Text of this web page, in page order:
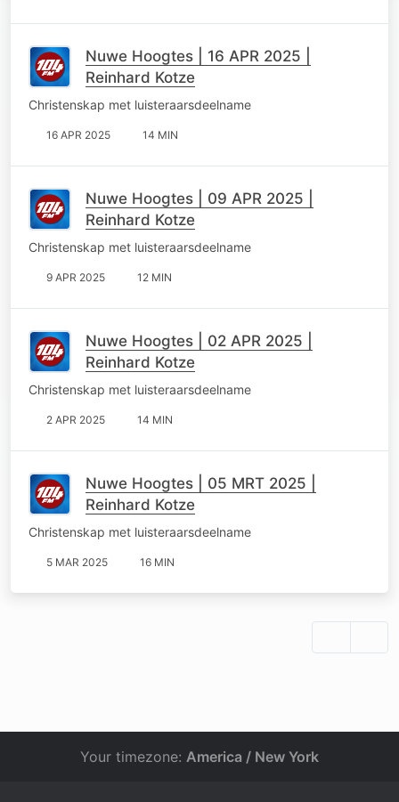
Nuwe Hoogtes | 16 APR 2025 |
Reinhard Kotze
Christenskap met luisteraarsdeelname
16 APR 2025 14 MIN
Nuwe Hoogtes | 09 APR 2025 |
Reinhard Kotze
Christenskap met luisteraarsdeelname
9 APR 2025 12 MIN
Nuwe Hoogtes | 02 APR 2025 |
Reinhard Kotze
Christenskap met luisteraarsdeelname
2 APR 2025 14 MIN
Nuwe Hoogtes | 05 MRT 2025 |
Reinhard Kotze
Christenskap met luisteraarsdeelname
5 MAR 2025 16 MIN
Your timezone: America / New York